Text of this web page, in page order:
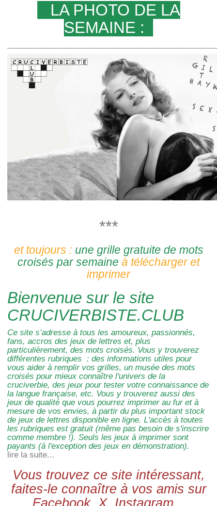
LA PHOTO DE LA
SEMAINE :
***
et toujours : une grille gratuite de mots
croisés par semaine à télécharger et
imprimer
Bienvenue sur le site
CRUCIVERBISTE.CLUB
Ce site s’adresse à tous les amoureux, passionnés,
fans, accros des jeux de lettres et, plus
particulièrement, des mots croisés. Vous y trouverez
différentes rubriques : des informations utiles pour
vous aider à remplir vos grilles, un musée des mots
croisés pour mieux connaître l'univers de la
cruciverbie, des jeux pour tester votre connaissance de
la langue française, etc. Vous y trouverez aussi des
jeux de qualité que vous pourrez imprimer au fur et à
mesure de vos envies, à partir du plus important stock
de jeux de lettres disponible en ligne. L'accès à toutes
les rubriques est gratuit (même pas besoin de s'inscrire
comme membre !). Seuls les jeux à imprimer sont
payants (à l'exception des jeux en démonstration).
lire la suite...
Vous trouvez ce site intéressant,
faites-le connaître à vos amis sur
Facebook, X, Instagram...